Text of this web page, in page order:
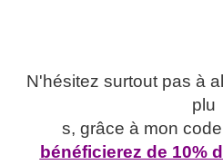
N'hésitez surtout pas à
plu
s, grâce à mon code
bénéficierez de 10%